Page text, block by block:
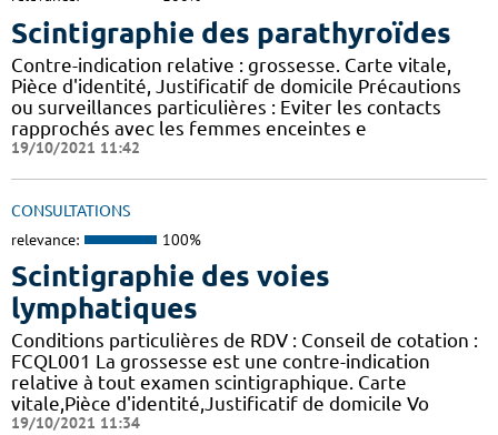
Scintigraphie des parathyroïdes
Contre-indication relative : grossesse. Carte vitale,
Pièce d'identité, Justificatif de domicile Précautions
ou surveillances particulières : Eviter les contacts
rapprochés avec les femmes enceintes e
19/10/2021 11:42
CONSULTATIONS
relevance: 100%
Scintigraphie des voies
lymphatiques
Conditions particulières de RDV : Conseil de cotation :
FCQL001 La grossesse est une contre-indication
relative à tout examen scintigraphique. Carte
vitale,Pièce d'identité,Justificatif de domicile Vo
19/10/2021 11:34